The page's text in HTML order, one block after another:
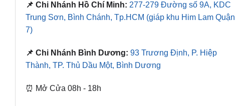
📌 Chi Nhánh Hồ Chí Minh: 277-279 Đường số 9A, KDC
Trung Sơn, Bình Chánh, Tp.HCM (giáp khu Him Lam Quận
7)
📌 Chi Nhánh Bình Dương: 93 Trương Định, P. Hiệp
Thành, TP. Thủ Dầu Một, Bình Dương
⏰ Mở Cửa 08h - 18h